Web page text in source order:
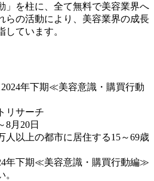
」を柱に、全て無料で美容業界へ
らの活動により、美容業界の成長
しています。
年下期≪美容意識・購買行動
リサーチ
8月20日
人以上の都市に居住する15～69歳
年下期≪美容意識・購買行動編≫